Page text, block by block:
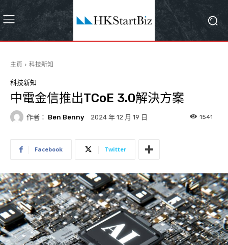
主頁 科技新知
科技新知
中電金信推出TCoE 3.0解決方案
作者： Ben Benny 2024 年 12 月 19 日 1541
Facebook Twitter